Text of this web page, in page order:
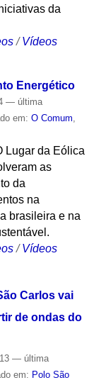
da
/Vídeos
Energético
— última
em: O Comum,
Lugar da Eólica
as
da
na
brasileira e na
/Vídeos
Carlos vai
de ondas do
— última
em: Polo São